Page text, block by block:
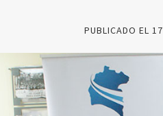
PUBLICADO EL